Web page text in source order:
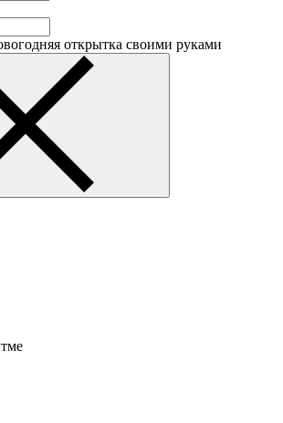
открытка своими руками